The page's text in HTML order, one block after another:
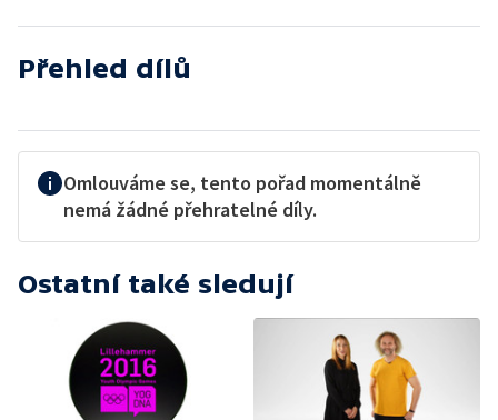
Přehled dílů
Omlouváme se, tento pořad momentálně
nemá žádné přehratelné díly.
Ostatní také sledují